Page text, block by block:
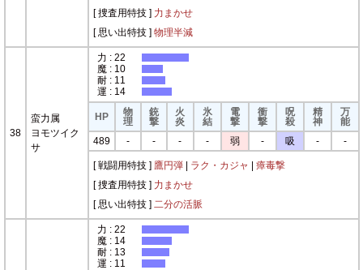
[ 捜査用特技 ] 力まかせ
[ 思い出特技 ] 物理半減
38
蛮力属
ヨモツイク
サ
力 : 22
魔 : 10
耐 : 11
運 : 14
HP
物
理
銃
撃
火
炎
氷
結
電
撃
衝
撃
呪
殺
精
神
万
能
489
- - - - 弱 - 吸 - -
[ 戦闘用特技 ] 鷹円弾| ラク・カジャ
瘴毒撃
[ 捜査用特技 ] 力まかせ
[ 思い出特技 ] 二分の活脈
力 : 22
魔 : 14
耐 : 13
運 : 11